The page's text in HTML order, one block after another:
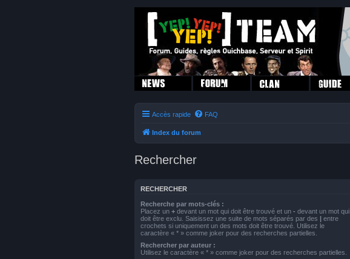
Accès rapide FAQ
Index du forum
Rechercher
RECHERCHER
Recherche par mots-clés :
Placez un + devant un mot qui doit être trouvé et un - devant un mot qui
doit être exclu. Saisissez une suite de mots séparés par des | entre
crochets si uniquement un des mots doit être trouvé. Utilisez le
caractère « * » comme joker pour des recherches partielles.
Rechercher par auteur :
Utilisez le caractère « * » comme joker pour des recherches partielles.